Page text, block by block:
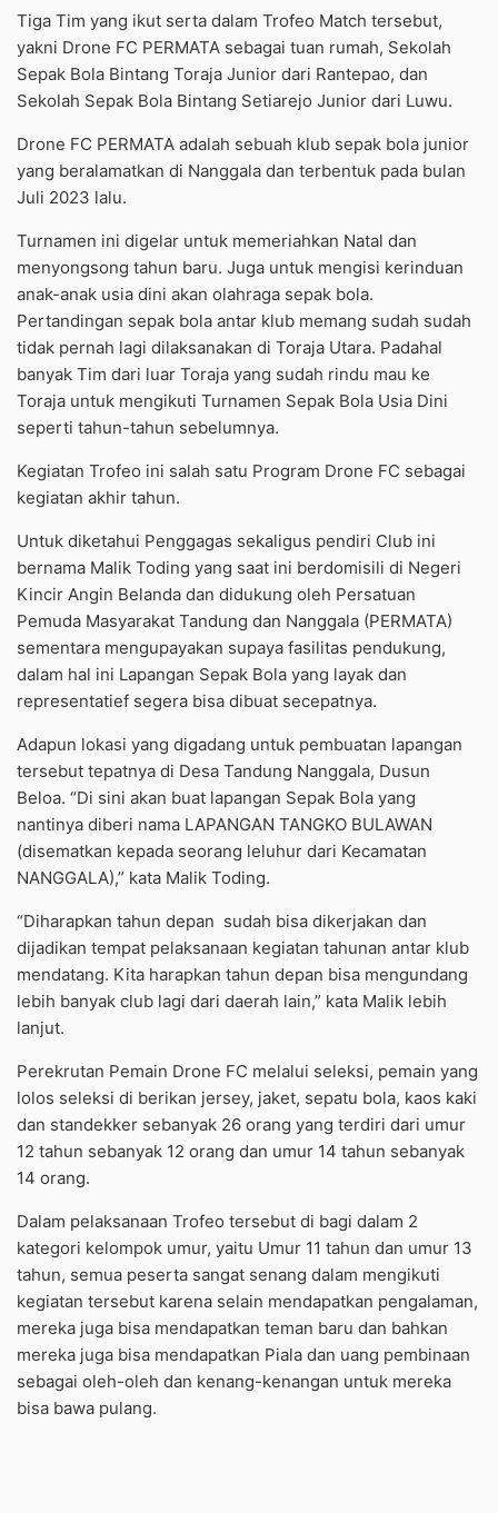
Tiga Tim yang ikut serta dalam Trofeo Match tersebut,
yakni Drone FC PERMATA sebagai tuan rumah, Sekolah
Sepak Bola Bintang Toraja Junior dari Rantepao, dan
Sekolah Sepak Bola Bintang Setiarejo Junior dari Luwu.
Drone FC PERMATA adalah sebuah klub sepak bola junior
yang beralamatkan di Nanggala dan terbentuk pada bulan
Juli 2023 lalu.
Turnamen ini digelar untuk memeriahkan Natal dan
menyongsong tahun baru. Juga untuk mengisi kerinduan
anak-anak usia dini akan olahraga sepak bola.
Pertandingan sepak bola antar klub memang sudah sudah
tidak pernah lagi dilaksanakan di Toraja Utara. Padahal
banyak Tim dari luar Toraja yang sudah rindu mau ke
Toraja untuk mengikuti Turnamen Sepak Bola Usia Dini
seperti tahun-tahun sebelumnya.
Kegiatan Trofeo ini salah satu Program Drone FC sebagai
kegiatan akhir tahun.
Untuk diketahui Penggagas sekaligus pendiri Club ini
bernama Malik Toding yang saat ini berdomisili di Negeri
Kincir Angin Belanda dan didukung oleh Persatuan
Pemuda Masyarakat Tandung dan Nanggala (PERMATA)
sementara mengupayakan supaya fasilitas pendukung,
dalam hal ini Lapangan Sepak Bola yang layak dan
representatief segera bisa dibuat secepatnya.
Adapun lokasi yang digadang untuk pembuatan lapangan
tersebut tepatnya di Desa Tandung Nanggala, Dusun
Beloa. “Di sini akan buat lapangan Sepak Bola yang
nantinya diberi nama LAPANGAN TANGKO BULAWAN
(disematkan kepada seorang leluhur dari Kecamatan
NANGGALA),” kata Malik Toding.
“Diharapkan tahun depan sudah bisa dikerjakan dan
dijadikan tempat pelaksanaan kegiatan tahunan antar klub
mendatang. Kita harapkan tahun depan bisa mengundang
lebih banyak club lagi dari daerah lain,” kata Malik lebih
lanjut.
Perekrutan Pemain Drone FC melalui seleksi, pemain yang
lolos seleksi di berikan jersey, jaket, sepatu bola, kaos kaki
dan standekker sebanyak 26 orang yang terdiri dari umur
12 tahun sebanyak 12 orang dan umur 14 tahun sebanyak
14 orang.
Dalam pelaksanaan Trofeo tersebut di bagi dalam 2
kategori kelompok umur, yaitu Umur 11 tahun dan umur 13
tahun, semua peserta sangat senang dalam mengikuti
kegiatan tersebut karena selain mendapatkan pengalaman,
mereka juga bisa mendapatkan teman baru dan bahkan
mereka juga bisa mendapatkan Piala dan uang pembinaan
sebagai oleh-oleh dan kenang-kenangan untuk mereka
bisa bawa pulang.